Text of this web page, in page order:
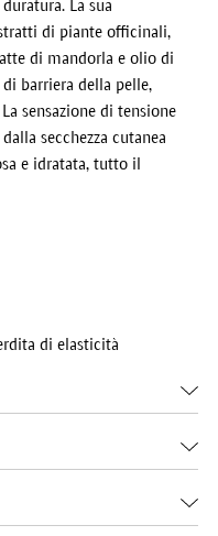
La sua
di piante officinali,
di mandorla e olio di
barriera della pelle,
sensazione di tensione
secchezza cutanea
e idratata, tutto il
di elasticità